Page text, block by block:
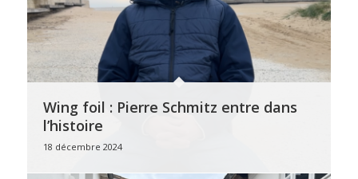
Wing foil : Pierre Schmitz entre dans
l’histoire
18 décembre 2024